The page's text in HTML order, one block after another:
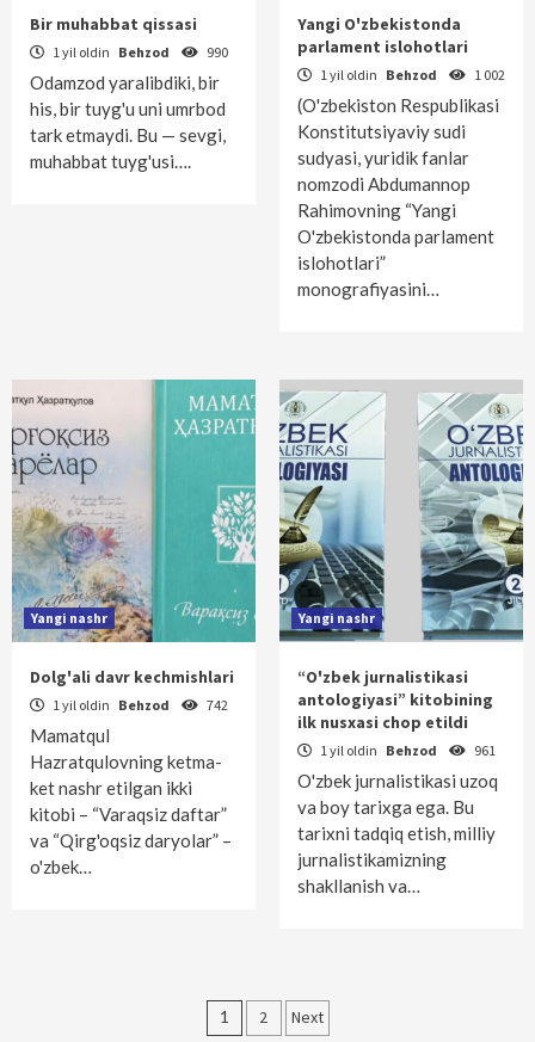
Bir muhabbat qissasi
1 yil oldin Behzod 990
Odamzod yaralibdiki, bir
his, bir tuyg'u uni umrbod
tark etmaydi. Bu — sevgi,
muhabbat tuyg'usi….
Yangi O'zbekistonda
parlament islohotlari
1 yil oldin Behzod 1 002
(O'zbekiston Respublikasi
Konstitutsiyaviy sudi
sudyasi, yuridik fanlar
nomzodi Abdumannop
Rahimovning “Yangi
O'zbekistonda parlament
islohotlari”
monografiyasini…
Yangi nashr
Dolg'ali davr kechmishlari
1 yil oldin Behzod 742
Mamatqul
Hazratqulovning ketma-
ket nashr etilgan ikki
kitobi – “Varaqsiz daftar”
va “Qirg'oqsiz daryolar” –
o'zbek…
Yangi nashr
“O'zbek jurnalistikasi
antologiyasi” kitobining
ilk nusxasi chop etildi
1 yil oldin Behzod 961
O'zbek jurnalistikasi uzoq
va boy tarixga ega. Bu
tarixni tadqiq etish, milliy
jurnalistikamizning
shakllanish va…
Maqolalar
1 2 Next